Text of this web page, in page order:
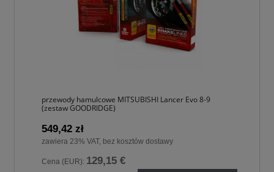
przewody hamulcowe MITSUBISHI Lancer Evo 8-9
(zestaw GOODRIDGE)
549,42 zł
zawiera 23% VAT, bez kosztów dostawy
Cena (EUR): 129,15 €